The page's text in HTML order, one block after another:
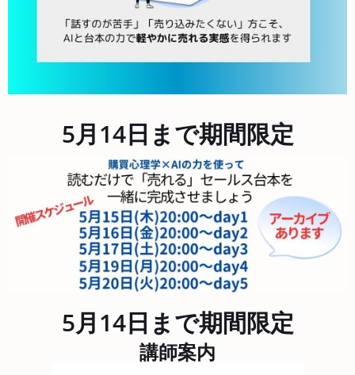
5月14日まで期間限定
5月14日まで期間限定
講師案内